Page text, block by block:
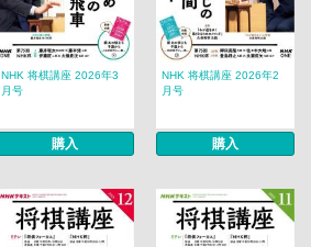
NHK 将棋講座 2026年3
月号
購入
NHK 将棋講座 2026年2
月号
購入